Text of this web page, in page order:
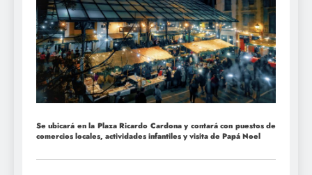
Se ubicará en la Plaza Ricardo Cardona y contará con puestos de
comercios locales, actividades infantiles y visita de Papá Noel